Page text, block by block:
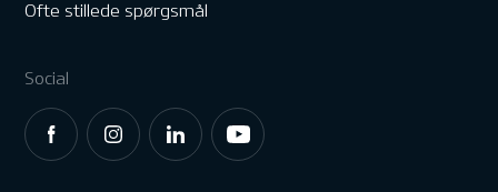
Ofte stillede spørgsmål
Social